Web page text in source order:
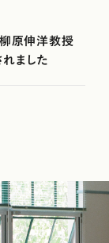
柳原伸洋教授
ました